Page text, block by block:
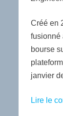
Créé en
fusionné
bourse
janvier
Lire le